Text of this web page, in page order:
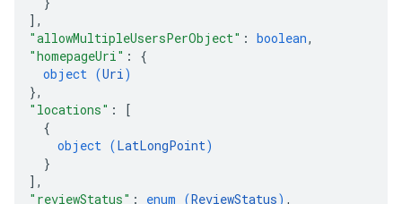
] ,
"allowMultipleUsersPerObject" : boolean,
"homepageUri" : {
object (Uri)
},
"locations" :
[
{
object (LatLongPoint)
}
] ,
"reviewStatus" : enum (ReviewStatus) ,